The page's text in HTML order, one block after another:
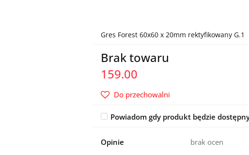
Gres Forest 60x60 x 20mm rektyfikowany G.1
Brak towaru
159.00
Do przechowalni
Powiadom gdy produkt będzie
Opinie brak ocen